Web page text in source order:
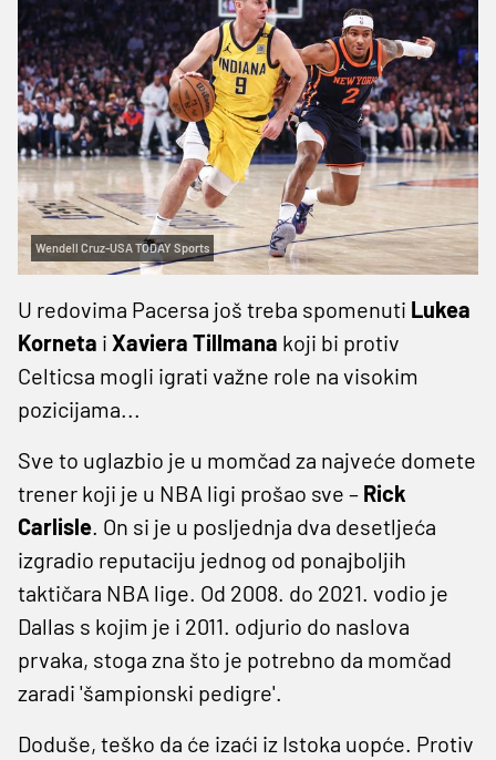
Wendell Cruz-USA TODAY Sports
U redovima Pacersa još treba spomenuti Lukea
Korneta i Xaviera Tillmana koji bi protiv
Celticsa mogli igrati važne role na visokim
pozicijama...
Sve to uglazbio je u momčad za najveće domete
trener koji je u NBA ligi prošao sve – Rick
Carlisle . On si je u posljednja dva desetljeća
izgradio reputaciju jednog od ponajboljih
taktičara NBA lige. Od 2008. do 2021. vodio je
Dallas s kojim je i 2011. odjurio do naslova
prvaka, stoga zna što je potrebno da momčad
zaradi 'šampionski pedigre'.
Doduše, teško da će izaći iz Istoka uopće. Protiv